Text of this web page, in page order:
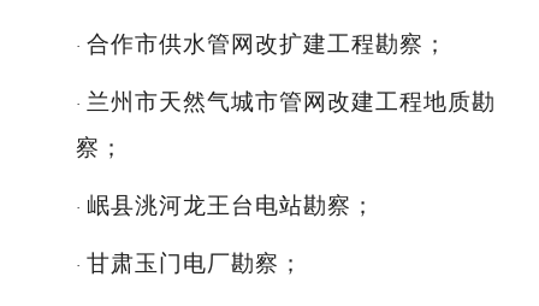
· 合作市供水管网改扩建工程勘察；
· 兰州市天然气城市管网改建工程地质勘
察；
· 岷县洮河龙王台电站勘察；
· 甘肃玉门电厂勘察；